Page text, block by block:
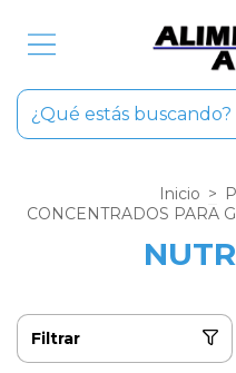
Inicio >
CONCENTRADOS PARA
Filtrar